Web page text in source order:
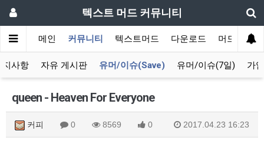
텍스트 머드 커뮤니티
메인 커뮤니티 텍스트머드 다운로드 머드 잡담
지사항 자유 게시판 유머/이슈(Save) 유머/이슈(7일) 가
queen - Heaven For Everyone
커피 0 8569 0 2017.04.23 16:23